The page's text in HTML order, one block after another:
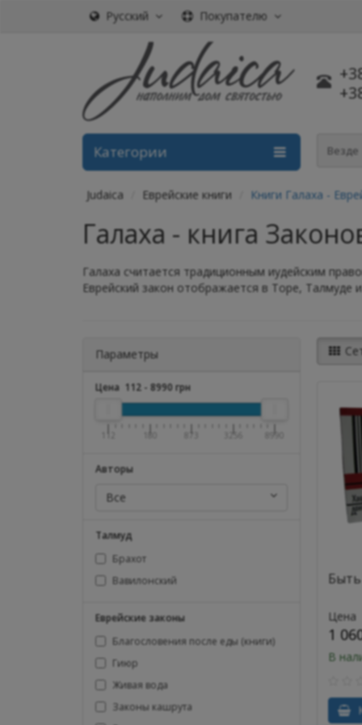
Русский Покупателю
Везде
Категории
Judaica Еврейские книги Книги Галаха -
Галаха - книга
Галаха считается традиционным иудейским
Еврейский закон отображается в Торе, Талмуде
Параметры
Цена 112 - 8990грн
873 3256 8990
Авторы
Все
Талмуд
Брахот
Вавилонский
Еврейские законы
Благословения после еды (книги)
Гиюр
Живая вода
Законы кашрута
Цена
1
В